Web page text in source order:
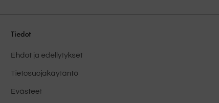
tuotesivulla
Tiedot
Ehdot ja edellytykset
Tietosuojakäytäntö
Evästeet